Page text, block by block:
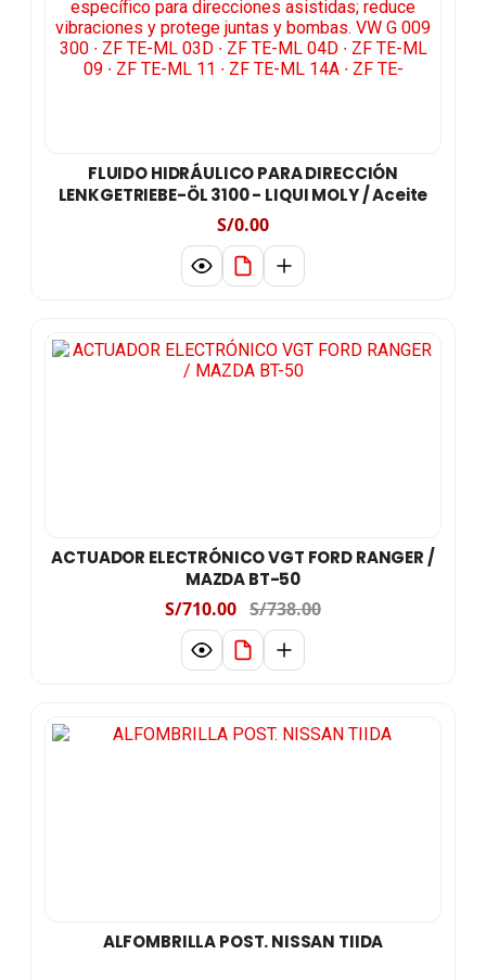
FLUIDO HIDRÁULICO PARA DIRECCIÓN
LENKGETRIEBE-ÖL 3100 - LIQUI MOLY / Aceite
específico para direcciones asistidas;
reduce vibraciones y protege juntas y
bombas. VW G 009 300 ∙ ZF TE-ML 03D ∙ ZF TE-
ML 04D ∙ ZF TE-ML 09 ∙ ZF TE-ML 11 ∙ ZF TE-ML 14A ∙
S/0.00
ACTUADOR ELECTRÓNICO VGT FORD RANGER /
MAZDA BT-50
S/710.00 S/738.00
ALFOMBRILLA POST. NISSAN TIIDA